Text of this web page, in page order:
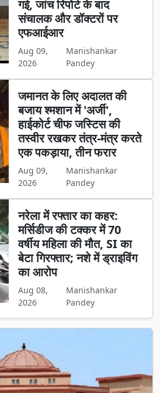
गई, जांच रिपोर्ट के बाद
संचालक और डॉक्टरों पर
एफआईआर
Aug 09,
2026
Manishankar
Pandey
जमानत के लिए अदालत की
बजाय श्मशान में 'अर्जी',
हाईकोर्ट चीफ जस्टिस की
तस्वीर रखकर तंत्र-मंत्र करते
एक पकड़ाया, तीन फरार
Aug 09,
2026
Manishankar
Pandey
नरेला में रफ्तार का कहर:
मर्सिडीज की टक्कर में 70
वर्षीय महिला की मौत, SI का
बेटा गिरफ्तार; नशे में ड्राइविंग
का आरोप
Aug 08,
2026
Manishankar
Pandey